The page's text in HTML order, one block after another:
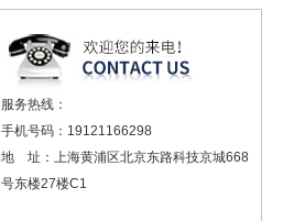
服务热线：
手机号码：19121166298
地 址：上海黄浦区北京东路科技京城668
号东楼27楼C1